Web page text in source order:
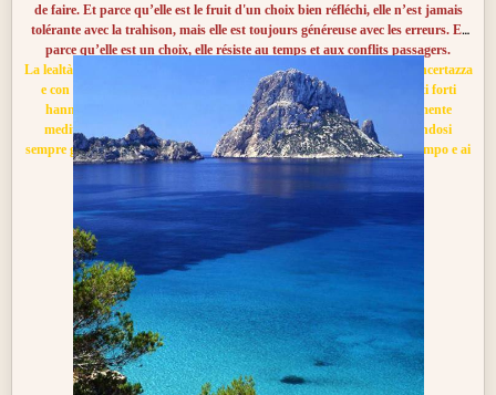
de faire. Et parce qu’elle est le fruit d'un choix bien réfléchi, elle n’est jamais
tolérante avec la trahison, mais elle est toujours généreuse avec les erreurs. Et
parce qu’elle est un choix, elle résiste au temps et aux conflits passagers.
La lealtà non può mai essere imposta con la forza, con la paura, con l'incertazza
e con l'intimidazione. La lealtà deriva da una scelta che solo gli spiriti forti
hanno il coraggio di fare. E poichè è il frutto di una decisione fortemente
meditata, non si mostra mai tollerante con il tradimento, pur rivelandosi
sempre generosa verso gli errori. Essere leali è qualcosa che resiste al tempo e ai
conflitti passeggeri.